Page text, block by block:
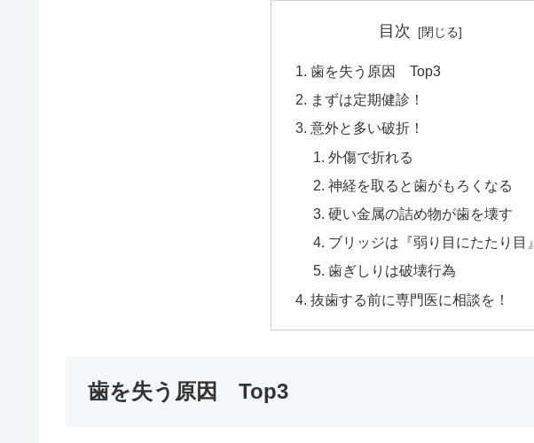
目次
歯を失う原因 Top3
まずは定期健診！
意外と多い破折！
外傷で折れる
神経を取ると歯がもろくなる
硬い金属の詰め物が歯を壊す
ブリッジは『弱り目にたたり目』
歯ぎしりは破壊行為
抜歯する前に専門医に相談を！
歯を失う原因 Top3